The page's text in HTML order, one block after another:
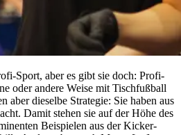
Sport, aber es gibt sie doch: Profi-
oder andere Weise mit Tischfußball
aber dieselbe Strategie: Sie haben aus
Damit stehen sie auf der Höhe des
Beispielen aus der Kicker-